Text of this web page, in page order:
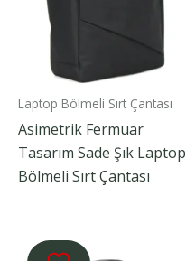
Laptop Bölmeli Sırt Çantası
Asimetrik Fermuar
Tasarım Sade Şık Laptop
Bölmeli Sırt Çantası